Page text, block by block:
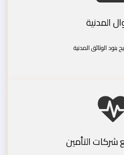
المدنية
بنود الوثائق المدنية
شركات التأمين